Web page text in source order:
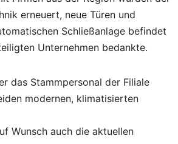
erneuert, neue Türen und
Schließanlage befindet
Unternehmen bedankte.
das Stammpersonal der Filiale
modernen, klimatisierten
Wunsch auch die aktuellen